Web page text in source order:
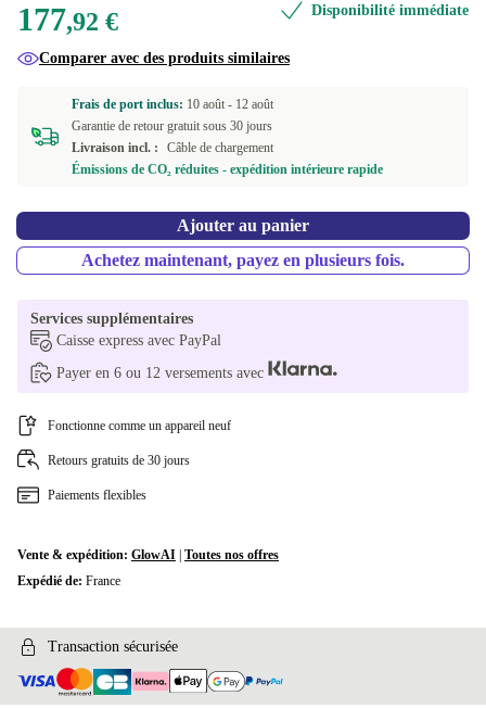
177,92 € Disponibilité immédiate
Comparer avec des produits similaires
Frais de port inclus: 10 août - 12 août
Garantie de retour gratuit sous 30 jours
Livraison incl. :
Câble de chargement
Émissions de CO₂ réduites - expédition intérieure rapide
Ajouter au panier
Achetez maintenant, payez en plusieurs fois.
Services supplémentaires
Caisse express avec PayPal
Payer en 6 ou 12 versements avec
Fonctionne comme un appareil neuf
Retours gratuits de 30 jours
Paiements flexibles
Vente & expédition: GlowAI Toutes nos offres
Expédié de: France
Transaction sécurisée